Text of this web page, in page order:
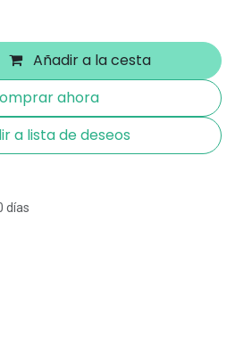
Añadir a la cesta
ahora
a lista de deseos
días